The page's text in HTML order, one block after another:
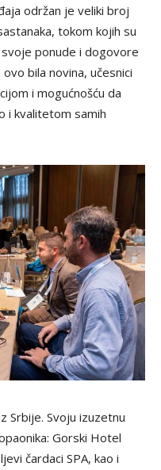
održan je veliki broj
tokom kojih su
ponude i dogovore
bila novina, učesnici
i mogućnošću da
i kvalitetom samih
Srbije. Svoju izuzetnu
Gorski Hotel
čardaci SPA, kao i